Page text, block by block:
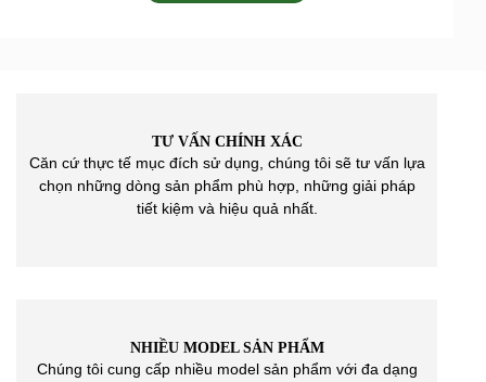
TƯ VẤN CHÍNH XÁC
Căn cứ thực tế mục đích sử dụng, chúng tôi sẽ tư vấn lựa
chọn những dòng sản phẩm phù hợp, những giải pháp
tiết kiệm và hiệu quả nhất.
NHIỀU MODEL SẢN PHẨM
Chúng tôi cung cấp nhiều model sản phẩm với đa dạng